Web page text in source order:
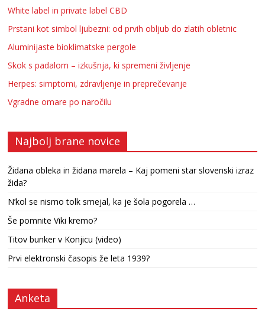
White label in private label CBD
Prstani kot simbol ljubezni: od prvih obljub do zlatih obletnic
Aluminijaste bioklimatske pergole
Skok s padalom – izkušnja, ki spremeni življenje
Herpes: simptomi, zdravljenje in preprečevanje
Vgradne omare po naročilu
Najbolj brane novice
Židana obleka in židana marela – Kaj pomeni star slovenski izraz
žida?
N’kol se nismo tolk smejal, ka je šola pogorela …
Še pomnite Viki kremo?
Titov bunker v Konjicu (video)
Prvi elektronski časopis že leta 1939?
Anketa